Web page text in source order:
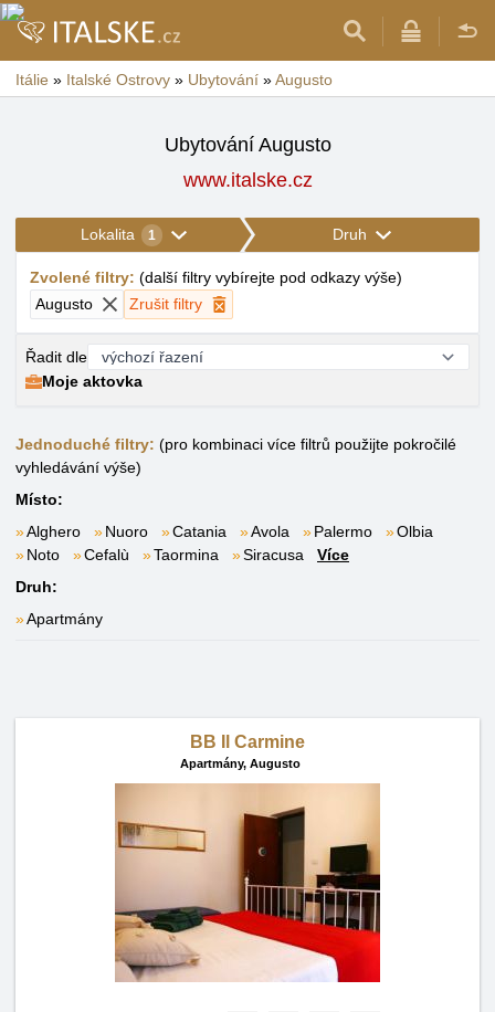
Itálie » Italské Ostrovy » Ubytování »Augusto
Ubytování Augusto
www.italske.cz
Lokalita 1 Druh
Zvolené filtry: (další filtry vybírejte pod odkazy výše)
Augusto
Zrušit filtry
Řadit dle
Moje aktovka
Jednoduché filtry: (pro kombinaci více filtrů použijte pokročilé
vyhledávání výše)
Místo:
Alghero
Nuoro Catania Avola Palermo
Olbia
Noto
Cefalù Taormina Siracusa
Více
Druh:
Apartmány
BB Il Carmine
Apartmány, Augusto